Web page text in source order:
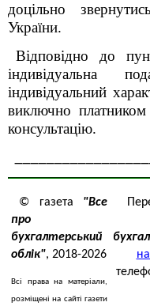
доцільно
України.
Відповідно до
індивідуальна
індивідуальний
виключно
консультацію.
© газета "Все
про
бухгалтерський
облік", 2018-2026
Всі права на матеріали,
розміщені на сайті газети